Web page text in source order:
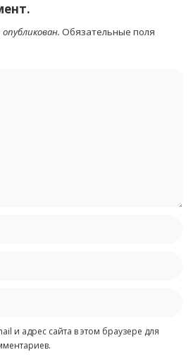
Обязательные поля
и адрес сайта в этом браузере для